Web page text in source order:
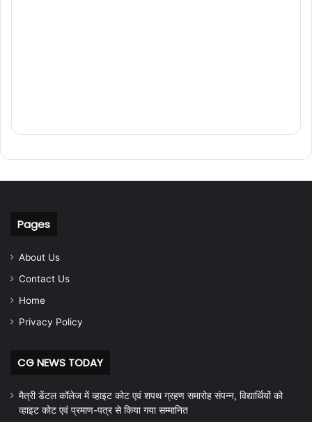
Pages
About Us
Contact Us
Home
Privacy Policy
CG NEWS TODAY
मैत्री डेंटल कॉलेज में व्हाइट कोट एवं शपथ ग्रहण समारोह संपन्न, विद्यार्थियों को
व्हाइट कोट एवं प्रमाण-पत्र से किया गया सम्मानित